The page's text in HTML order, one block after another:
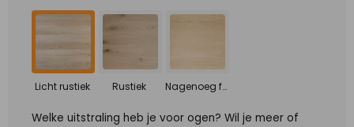
Licht rustiek Rustiek Nagenoeg foutvrij
Welke uitstraling heb je voor ogen? Wil je meer of